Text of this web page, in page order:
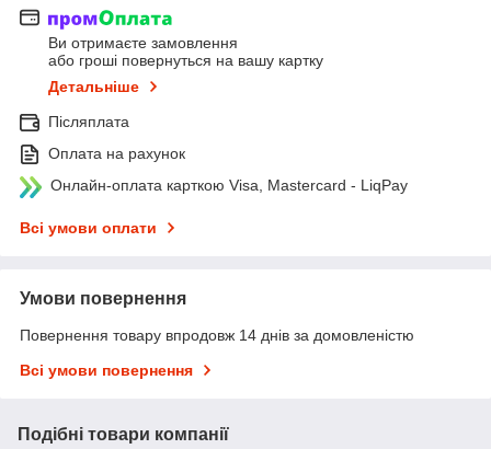
Ви отримаєте замовлення
або гроші повернуться на вашу картку
Детальніше
Післяплата
Оплата на рахунок
Онлайн-оплата карткою Visa, Mastercard - LiqPay
Всі умови оплати
Умови повернення
Повернення товару впродовж 14 днів за домовленістю
Всі умови повернення
Подібні товари компанії